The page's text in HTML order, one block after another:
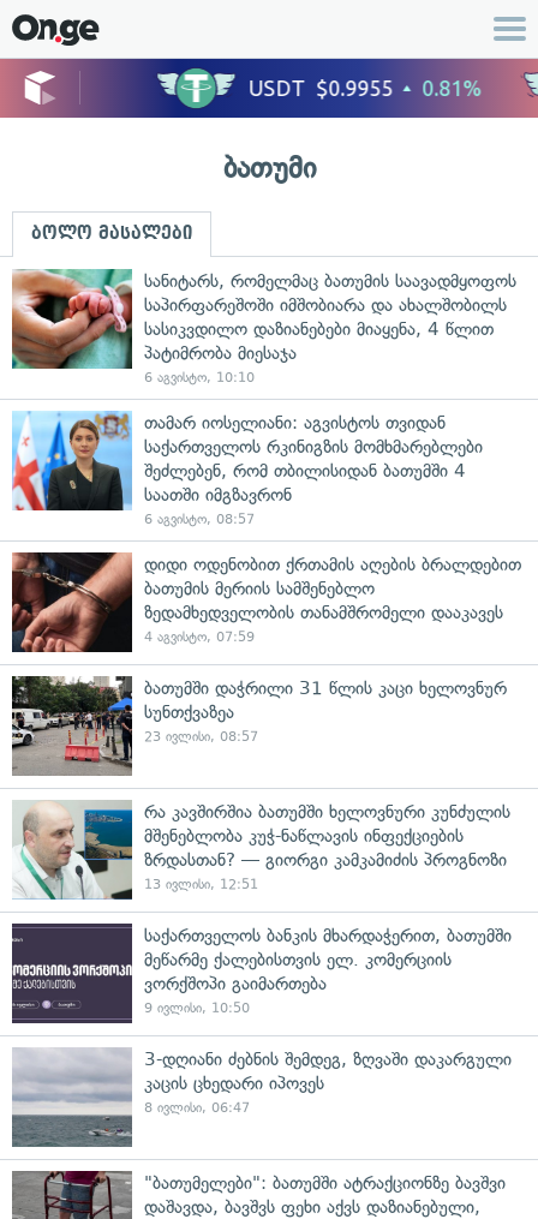
ბათუმი
ბოლო მასალები
სანიტარს, რომელმაც ბათუმის საავადმყოფოს
საპირფარეშოში იმშობიარა და ახალშობილს
სასიკვდილო დაზიანებები მიაყენა, 4 წლით
პატიმრობა მიესაჯა
6 აგვისტო, 10:10
თამარ იოსელიანი: აგვისტოს თვიდან
საქართველოს რკინიგზის მომხმარებლები
შეძლებენ, რომ თბილისიდან ბათუმში 4
საათში იმგზავრონ
6 აგვისტო, 08:57
დიდი ოდენობით ქრთამის აღების ბრალდებით
ბათუმის მერიის სამშენებლო
ზედამხედველობის თანამშრომელი დააკავეს
4 აგვისტო, 07:59
ბათუმში დაჭრილი 31 წლის კაცი ხელოვნურ
სუნთქვაზეა
23 ივლისი, 08:57
რა კავშირშია ბათუმში ხელოვნური კუნძულის
მშენებლობა კუჭ-ნაწლავის ინფექციების
ზრდასთან? — გიორგი კამკამიძის პროგნოზი
13 ივლისი, 12:51
საქართველოს ბანკის მხარდაჭერით, ბათუმში
მეწარმე ქალებისთვის ელ. კომერციის
ვორქშოპი გაიმართება
9 ივლისი, 10:50
3-დღიანი ძებნის შემდეგ, ზღვაში დაკარგული
კაცის ცხედარი იპოვეს
8 ივლისი, 06:47
"ბათუმელები": ბათუმში ატრაქციონზე ბავშვი
დაშავდა, ბავშვს ფეხი აქვს დაზიანებული,